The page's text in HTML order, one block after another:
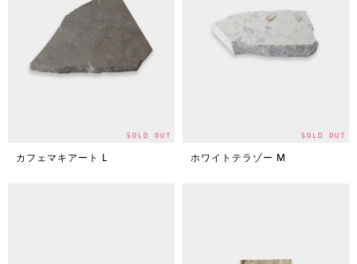
カフェマキアート L ホワイトテラゾー M